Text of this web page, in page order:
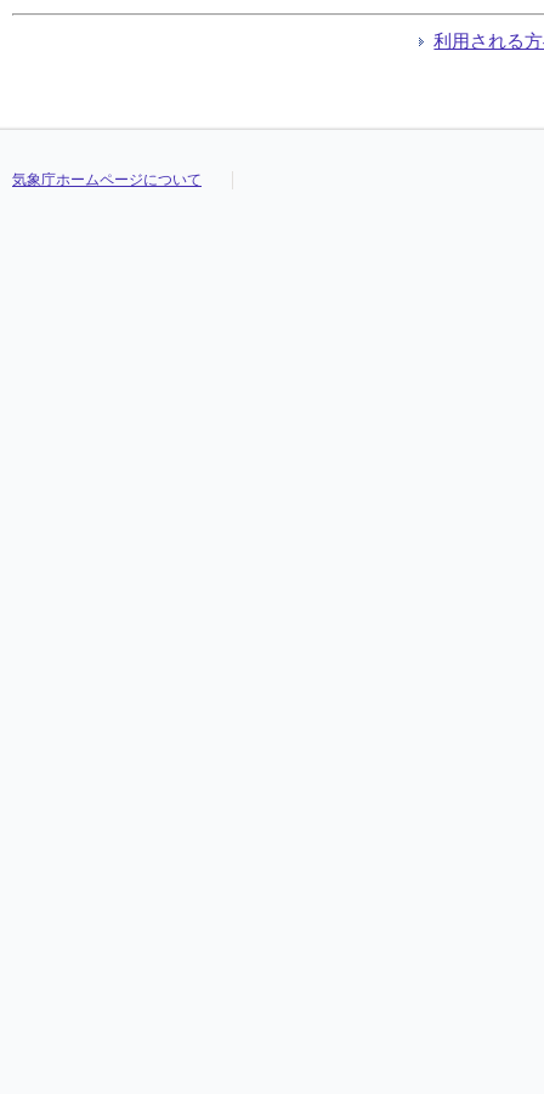
利用される
気象庁ホームページについて